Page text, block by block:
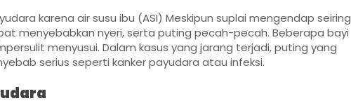
karena air susu ibu (ASI) Meskipun suplai mengendap seiring
menyebabkan nyeri, serta puting pecah-pecah. Beberapa bayi
menyusui. Dalam kasus yang jarang terjadi, puting yang
serius seperti kanker payudara atau infeksi.